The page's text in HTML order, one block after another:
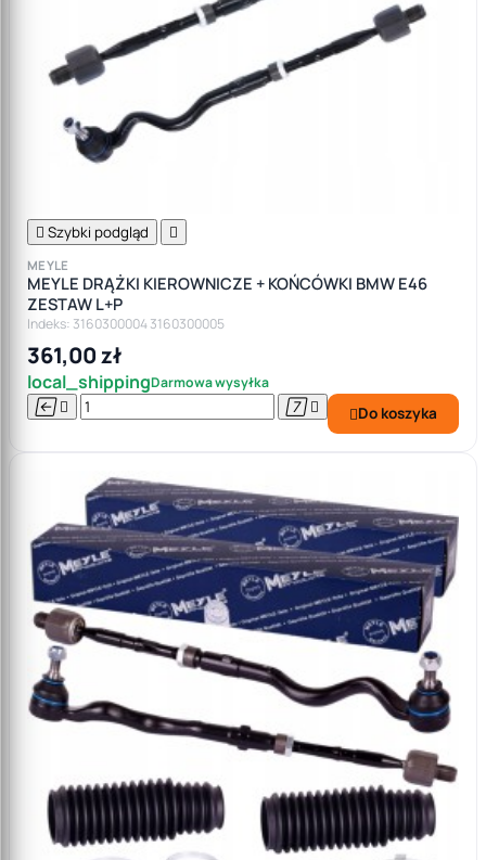
 Szybki podgląd 
MEYLE
MEYLE DRĄŻKI KIEROWNICZE + KOŃCÓWKI BMW E46
ZESTAW L+P
Indeks: 3160300004 3160300005
361,00 zł
local_shippingDarmowa wysyłka
    Do koszyka